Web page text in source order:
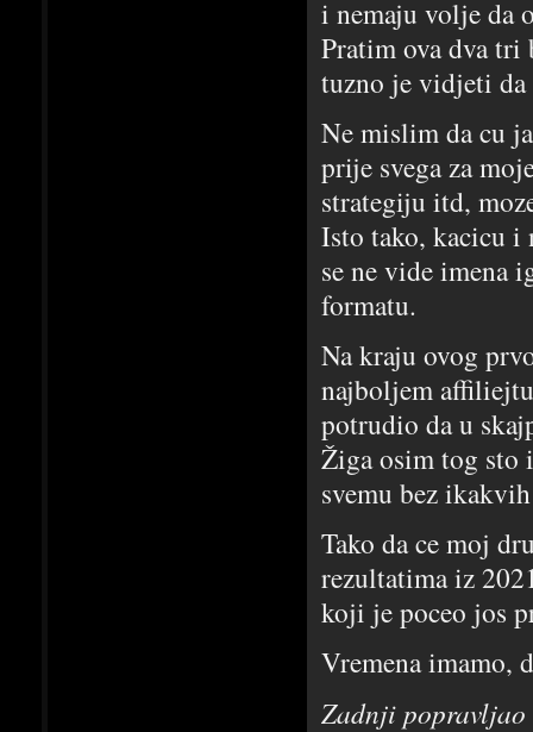
i nemaju volje da
Pratim ova dva tri
tuzno je vidjeti da
Ne mislim da cu
prije svega za
strategiju itd,
Isto tako, kacicu i
se ne vide imena
formatu.
Na kraju ovog
najboljem
potrudio da u
Žiga osim tog sto
svemu bez
Tako da ce moj
rezultatima iz
koji je poceo jos
Vremena imamo,
Zadnji popravljao